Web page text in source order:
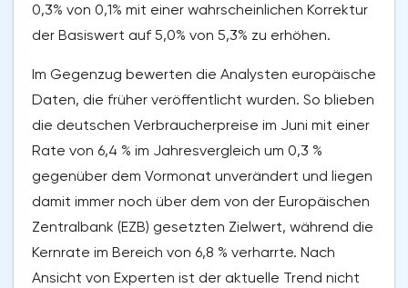
0,3% von 0,1% mit einer wahrscheinlichen Korrektur
der Basiswert auf 5,0% von 5,3% zu erhöhen.
Im Gegenzug bewerten die Analysten europäische
Daten, die früher veröffentlicht wurden. So blieben
die deutschen Verbraucherpreise im Juni mit einer
Rate von 6,4 % im Jahresvergleich um 0,3 %
gegenüber dem Vormonat unverändert und liegen
damit immer noch über dem von der Europäischen
Zentralbank (EZB) gesetzten Zielwert, während die
Kernrate im Bereich von 6,8 % verharrte. Nach
Ansicht von Experten ist der aktuelle Trend nicht